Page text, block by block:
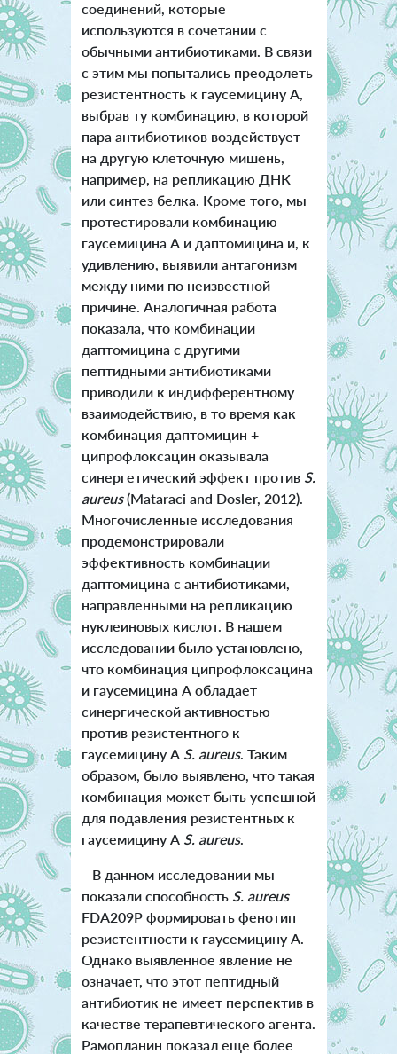
соединений, которые
используются в сочетании с
обычными антибиотиками. В связи
с этим мы попытались преодолеть
резистентность к гаусемицину А,
выбрав ту комбинацию, в которой
пара антибиотиков воздействует
на другую клеточную мишень,
например, на репликацию ДНК
или синтез белка. Кроме того, мы
протестировали комбинацию
гаусемицина А и даптомицина и, к
удивлению, выявили антагонизм
между ними по неизвестной
причине. Аналогичная работа
показала, что комбинации
даптомицина с другими
пептидными антибиотиками
приводили к индифферентному
взаимодействию, в то время как
комбинация даптомицин +
ципрофлоксацин оказывала
синергетический эффект против S.
aureus(Mataraci and Dosler, 2012).
Многочисленные исследования
продемонстрировали
эффективность комбинации
даптомицина с антибиотиками,
направленными на репликацию
нуклеиновых кислот. В нашем
исследовании было установлено,
что комбинация ципрофлоксацина
и гаусемицина А обладает
синергической активностью
против резистентного к
гаусемицину А S. aureus. Таким
образом, было выявлено, что такая
комбинация может быть успешной
для подавления резистентных к
гаусемицину А S. aureus.
В данном исследовании мы
показали способность S. aureus
FDA209P формировать фенотип
резистентности к гаусемицину А.
Однако выявленное явление не
означает, что этот пептидный
антибиотик не имеет перспектив в
качестве терапевтического агента.
Рамопланин показал еще более